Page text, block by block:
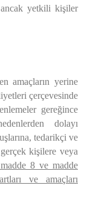
yetkili kişiler
amaçların yerine
çerçevesinde
gereğince
dolayı
tedarikçi ve
kişilere veya
8 ve madde
ve amaçları